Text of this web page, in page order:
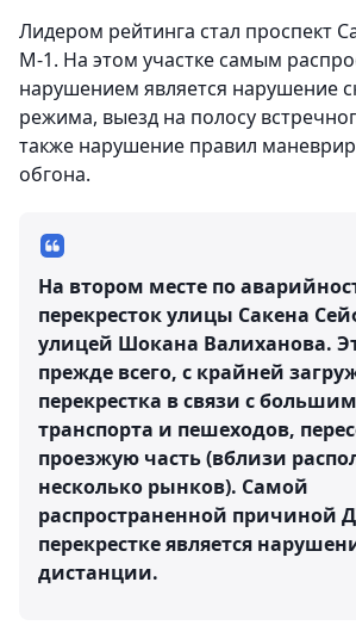
Лидером рейтинга стал проспект
М-1. На этом участке самым
нарушением является нарушение
режима, выезд на полосу
также нарушение правил
обгона.
На втором месте по
перекресток улицы Сакена
улицей Шокана Валиханова.
прежде всего, с крайней
перекрестка в связи с
транспорта и пешеходов,
проезжую часть (вблизи
несколько рынков). Самой
распространенной причиной
перекрестке является
дистанции.